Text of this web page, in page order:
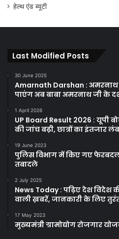
हेल्थ एंड ब्यूटी
Last Modified Posts
30 June 2025
Amarnath Darshan : अमरनाथ
पाएंग अब बाबा अमरनाथ जी के
1 April 2026
UP Board Result 2026 : यूपी
की जांच बढ़ी, छात्रों का इंतजार
19 June 2023
पुलिस विभाग में किए गए
तबादले
2 July 2025
News Today : पढ़िए देश विदेश
वाली ख़बरें, जानकारी के लिए
17 May 2023
मुख्यमंत्री ग्रामोद्योग रोजगार